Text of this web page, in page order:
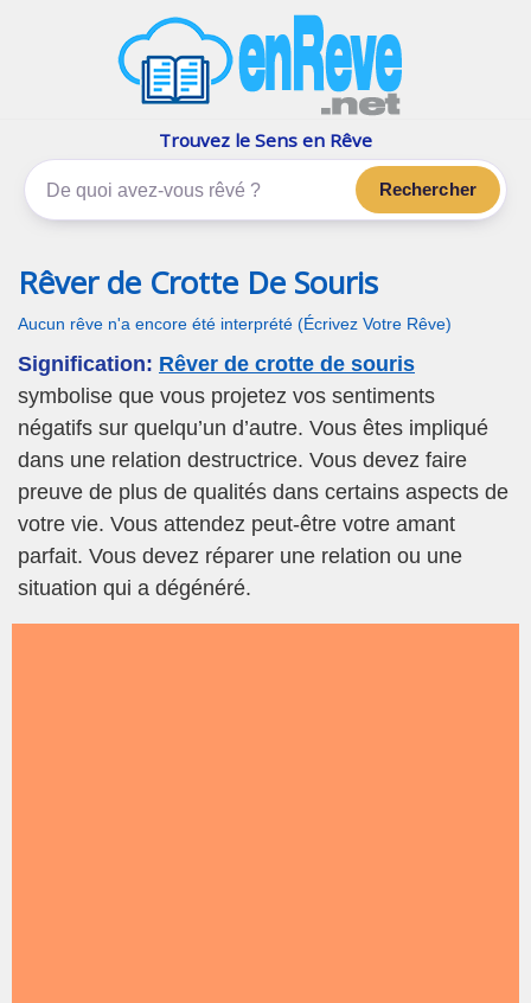
Les rêves, c'est plus que çaTrouvez le Sens en Rêve
Rechercher
Rêver de Crotte De Souris
Aucun rêve n'a encore été interprété (Écrivez Votre Rêve)
Signification: Rêver de crotte de souris
symbolise que vous projetez vos sentiments
négatifs sur quelqu’un d’autre. Vous êtes impliqué
dans une relation destructrice. Vous devez faire
preuve de plus de qualités dans certains aspects de
votre vie. Vous attendez peut-être votre amant
parfait. Vous devez réparer une relation ou une
situation qui a dégénéré.